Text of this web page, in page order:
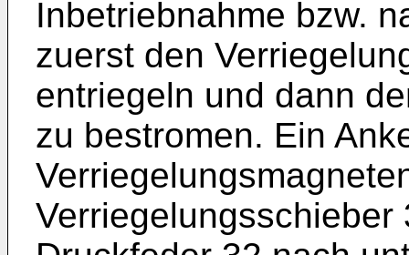
Inbetriebnahme bzw.
zuerst den
entriegeln und dann
zu bestromen. Ein